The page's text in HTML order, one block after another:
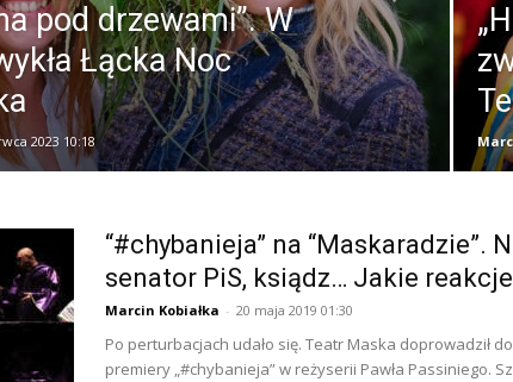
pod drzewami”. W
Łącka Noc
2023 10:18
“#chybanieja” na “Maskaradzie”.
senator PiS, ksiądz… Jakie
Marcin Kobiałka - 20 maja 2019 01:30
Po perturbacjach udało się. Teatr Maska doprowadził
premiery „#chybanieja” w reżyserii Pawła Passiniego.